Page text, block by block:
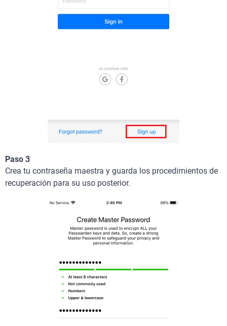
Paso 3
Crea tu contraseña maestra y guarda los procedimientos de
recuperación para su uso posterior.